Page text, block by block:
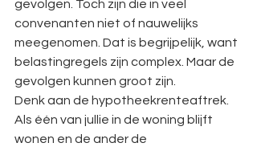
gevolgen. Toch zijn die in veel
convenanten niet of nauwelijks
meegenomen. Dat is begrijpelijk, want
belastingregels zijn complex. Maar de
gevolgen kunnen groot zijn.
Denk aan de hypotheekrenteaftrek.
Als één van jullie in de woning blijft
wonen en de ander de